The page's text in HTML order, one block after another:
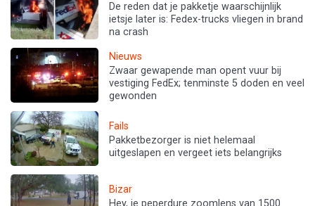
De reden dat je pakketje waarschijnlijk
ietsje later is: Fedex-trucks vliegen in brand
na crash
Nieuws
Zwaar gewapende man opent vuur bij
vestiging FedEx; tenminste 5 doden en veel
gewonden
Fails
Pakketbezorger is niet helemaal
uitgeslapen en vergeet iets belangrijks
Bizar
Hey, je peperdure zoomlens van 1500